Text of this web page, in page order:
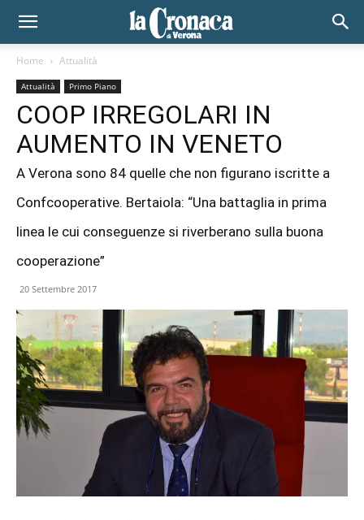
Home Attualità
Attualità Primo Piano
COOP IRREGOLARI IN
AUMENTO IN VENETO
A Verona sono 84 quelle che non figurano iscritte a
Confcooperative. Bertaiola: “Una battaglia in prima
linea le cui conseguenze si riverberano sulla buona
cooperazione”
20 Settembre 2017